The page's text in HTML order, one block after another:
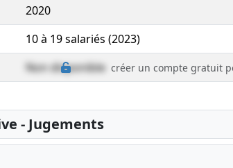
2020
10 à 19 salariés (2023)
Non disponible créer un compte gratuit
- Jugements